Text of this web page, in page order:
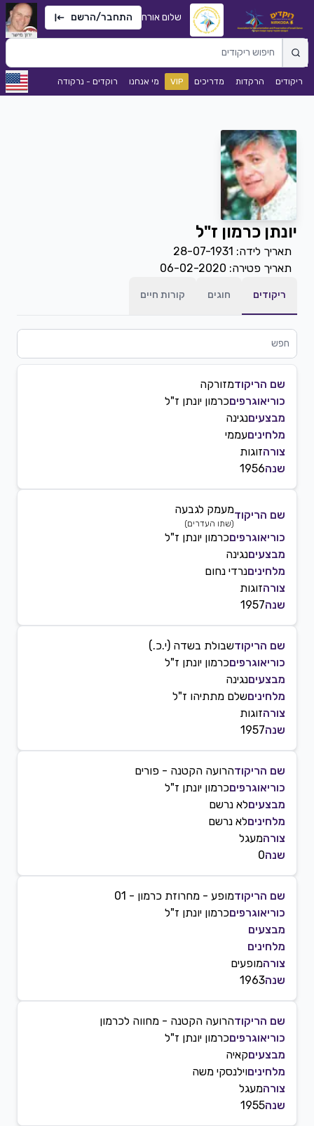
שלום אורח התחבר/הרשם
ריקודים הרקדות מדריכים VIP מי אנחנו רוקדים - נרקודה
יונתן כרמון ז"ל
תאריך לידה: 28-07-1931
תאריך פטירה: 06-02-2020
ריקודים חוגים קורות חיים
שם הריקודמזורקה
כוריאוגרפיםכרמון יונתן ז"ל
מבצעיםנגינה
מלחיניםעממי
צורהזוגות
שנה1956
שם הריקודמעמק לגבעה
(שתו העדרים)
כוריאוגרפיםכרמון יונתן ז"ל
מבצעיםנגינה
מלחיניםנרדי נחום
צורהזוגות
שנה1957
שם הריקודשבולת בשדה (י.כ.)
כוריאוגרפיםכרמון יונתן ז"ל
מבצעיםנגינה
מלחיניםשלם מתתיהו ז"ל
צורהזוגות
שנה1957
שם הריקודהרועה הקטנה - פורים
כוריאוגרפיםכרמון יונתן ז"ל
מבצעיםלא נרשם
מלחיניםלא נרשם
צורהמעגל
שנה0
שם הריקודמופע - מחרוזת כרמון - 01
כוריאוגרפיםכרמון יונתן ז"ל
מבצעים
מלחינים
צורהמופעים
שנה1963
שם הריקודהרועה הקטנה - מחווה לכרמון
כוריאוגרפיםכרמון יונתן ז"ל
מבצעיםקאיה
מלחיניםוילנסקי משה
צורהמעגל
שנה1955